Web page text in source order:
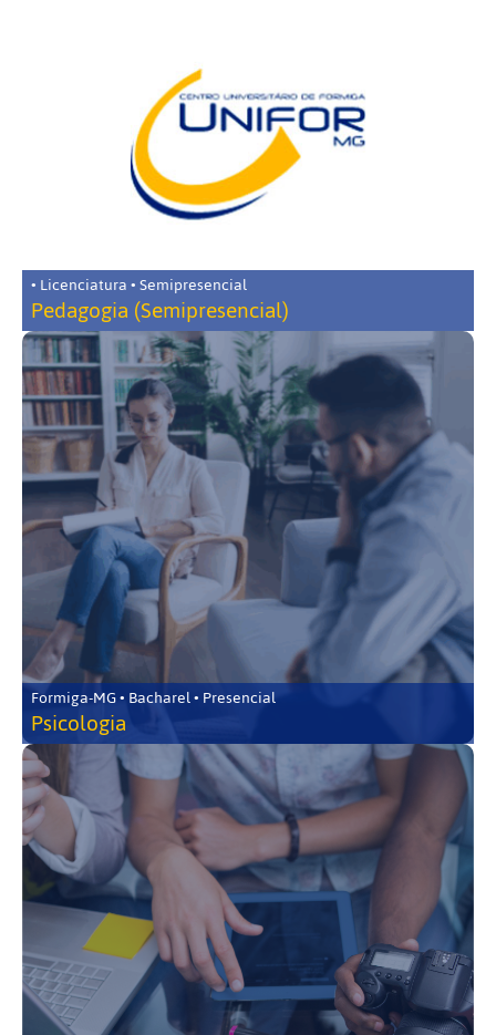
• Licenciatura • Semipresencial
Pedagogia (Semipresencial)
Formiga-MG • Bacharel • Presencial
Psicologia